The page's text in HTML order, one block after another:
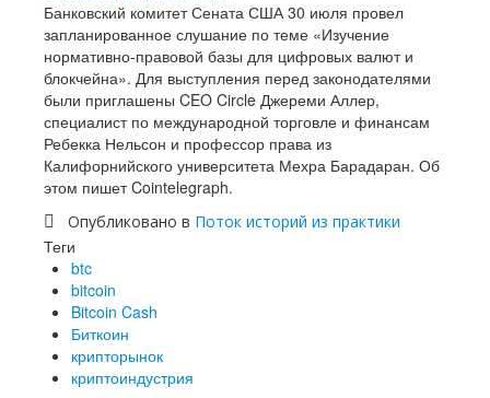
Банковский комитет Сената США 30 июля провел
запланированное слушание по теме «Изучение
нормативно-правовой базы для цифровых валют и
блокчейна». Для выступления перед законодателями
были приглашены CEO Circle Джереми Аллер,
специалист по международной торговле и финансам
Ребекка Нельсон и профессор права из
Калифорнийского университета Мехра Барадаран. Об
этом пишет Cointelegraph.
Опубликовано в Поток историй из практики
Теги
btc
bitcoin
Bitcoin Cash
Биткоин
крипторынок
криптоиндустрия